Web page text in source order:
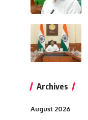
Archives
August 2026